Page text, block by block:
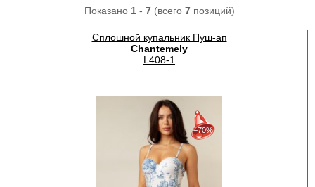
Показано 1- 7(всего 7позиций)
Сплошной купальник Пуш-ап
Chantemely
L408-1
с 22-07-2026 по 28-07-2026
с 29-07-2026 по 04-08-2026
с 05-08-2026 по 11-08-2026
−70%